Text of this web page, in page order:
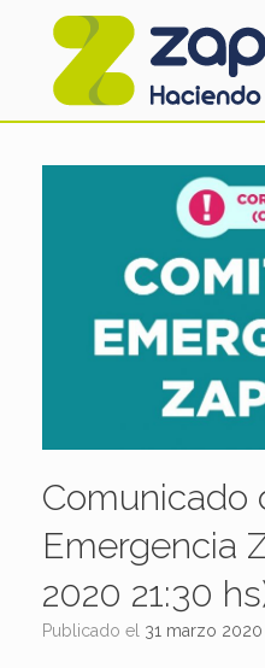
Comunicado
Emergencia
2020 21:30
Publicado el 31 marzo 2020